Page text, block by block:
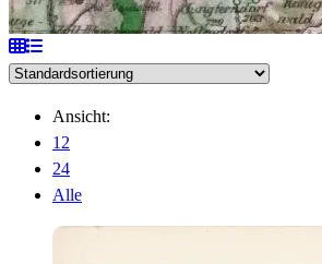
Ansicht:
12
24
Alle